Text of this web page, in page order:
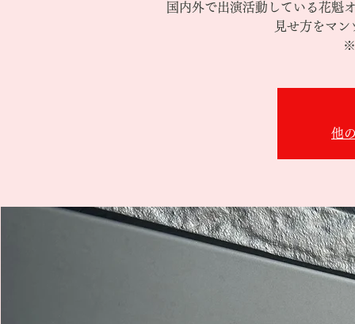
国内外で出演活動している花魁
見せ方をマ
※
他